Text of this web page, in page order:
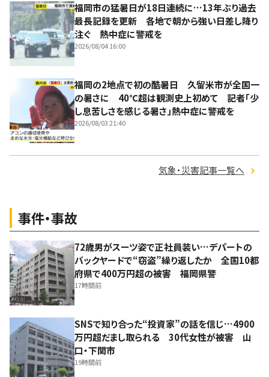
福岡市の猛暑日が18日連続に…13年ぶり過去
最長記録を更新 各地で朝から強い日差し降り
注ぐ 熱中症に警戒を
2026/08/04 16:00
福岡の2地点で初の酷暑日 久留米市が全国一
の暑さに 40℃超は観測史上初めて 記者「少
し息苦しさを感じる暑さ」熱中症に警戒を
2026/08/03 21:40
気象・災害記事一覧へ
事件・事故
72歳男がスーツ姿で正社員装い…デパートの
バックヤードで“窃盗”繰り返したか 全国10都
府県で400万円超の被害 福岡県警
17時間前
SNSで知り合った“投資家”の話を信じ…4900
万円超だまし取られる 30代女性が被害 山
口・下関市
19時間前